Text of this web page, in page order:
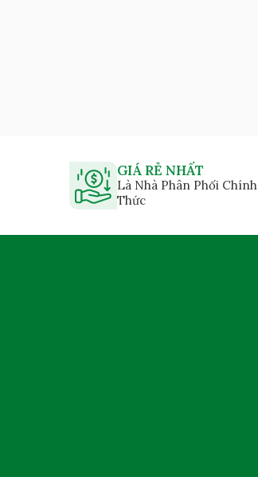
GIÁ RẺ NHẤT
Là Nhà Phân Phối Chính
Thức